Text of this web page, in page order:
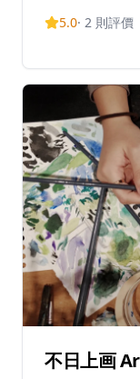
至1950年代,分
間為星期一至日
休息。場地提
5.0· 2 則評價
不日上画